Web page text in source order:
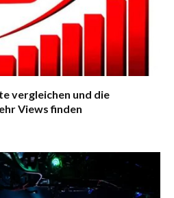
vergleichen und die
Views finden